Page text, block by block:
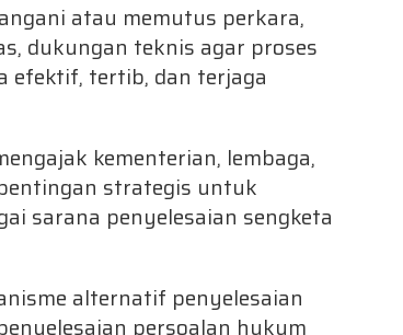
atau memutus perkara,
dukungan teknis agar proses
efektif, tertib, dan terjaga
kementerian, lembaga,
strategis untuk
sarana penyelesaian sengketa
alternatif penyelesaian
persoalan hukum